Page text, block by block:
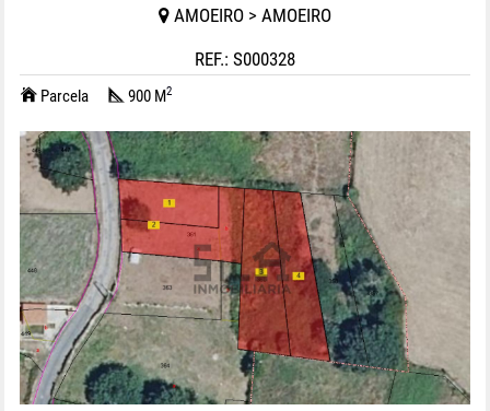
AMOEIRO > AMOEIRO
REF.: S000328
Parcela 900 M2